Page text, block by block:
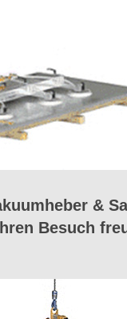
&
Besuch